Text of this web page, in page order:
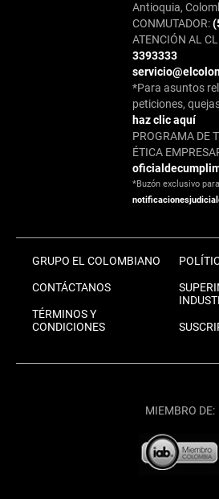
Antioquia,
CONMUTADOR:
ATENCIÓN AL
3393333
*Para asuntos
peticiones,
haz clic aquí
PROGRAMA DE
ÉTICA
*Buzón exclusivo
GRUPO EL COLOMBIANO
CONTÁCTANOS
TÉRMINOS Y
CONDICIONES
MIEMBRO DE: